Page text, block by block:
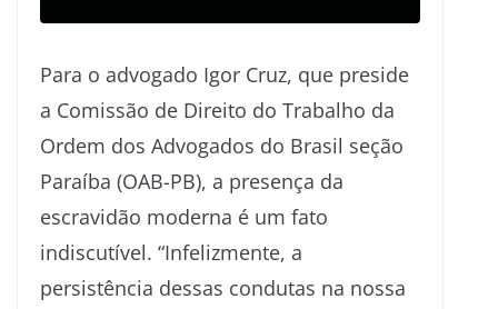
Para o advogado Igor Cruz, que preside
a Comissão de Direito do Trabalho da
Ordem dos Advogados do Brasil seção
Paraíba (OAB-PB), a presença da
escravidão moderna é um fato
indiscutível. “Infelizmente, a
persistência dessas condutas na nossa